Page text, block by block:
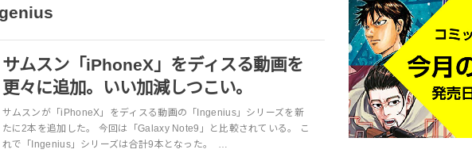
サムスン「iPhoneX」をディスる動画を
更々に追加。いい加減しつこい。
サムスンが「iPhoneX」をディスる動画の「Ingenius」シリーズを新
たに2本を追加した。 今回は「Galaxy Note9」と比較されている。 こ
れで「Ingenius」シリーズは合計9本となった。 …